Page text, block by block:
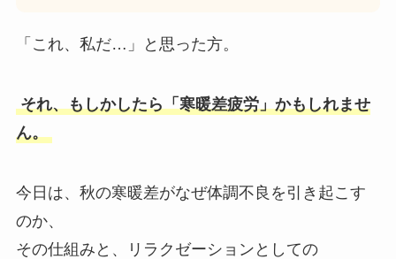
「これ、私だ…」と思った方。
それ、もしかしたら「寒暖差疲労」かもしれませ
ん。
今日は、秋の寒暖差がなぜ体調不良を引き起こす
のか、
その仕組みと、リラクゼーションとしての